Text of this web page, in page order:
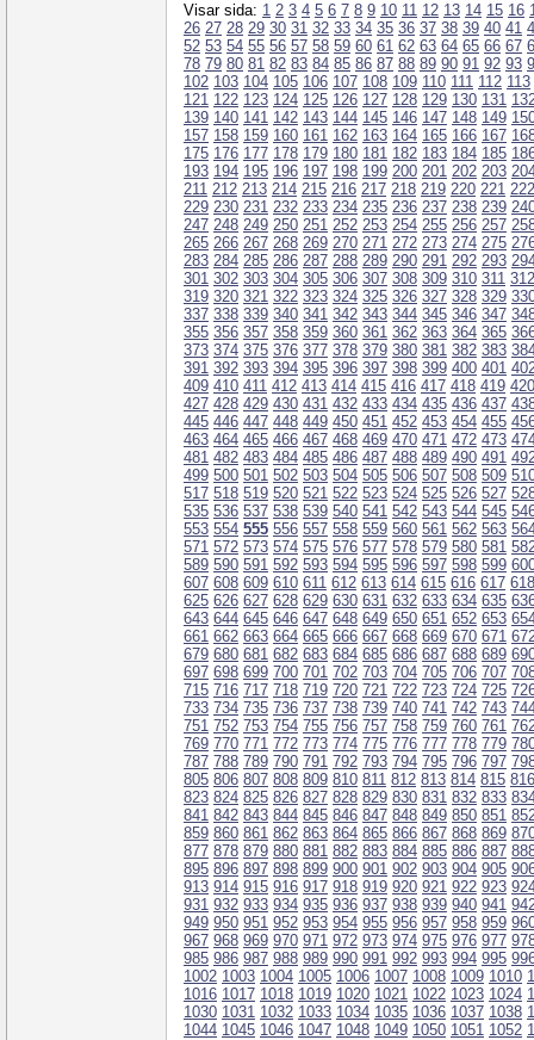
Visar sida: 1 2 3 4 5 6 7 8 9 10 11 12 13 14 15 16
26 27 28 29 30 31 32 33 34 35 36 37 38 39 40 41
52 53 54 55 56 57 58 59 60 61 62 63 64 65 66 67
78 79 80 81 82 83 84 85 86 87 88 89 90 91 92 93
102 103 104 105 106 107 108 109 110 111 112 113
121 122 123 124 125 126 127 128 129 130 131
139 140 141 142 143 144 145 146 147 148 149
157 158 159 160 161 162 163 164 165 166 167
175 176 177 178 179 180 181 182 183 184 185
193 194 195 196 197 198 199 200 201 202 203
211 212 213 214 215 216 217 218 219 220 221 222
229 230 231 232 233 234 235 236 237 238 239
247 248 249 250 251 252 253 254 255 256 257
265 266 267 268 269 270 271 272 273 274 275
283 284 285 286 287 288 289 290 291 292 293
301 302 303 304 305 306 307 308 309 310 311 312
319 320 321 322 323 324 325 326 327 328 329
337 338 339 340 341 342 343 344 345 346 347
355 356 357 358 359 360 361 362 363 364 365
373 374 375 376 377 378 379 380 381 382 383
391 392 393 394 395 396 397 398 399 400 401
409 410 411 412 413 414 415 416 417 418 419 420
427 428 429 430 431 432 433 434 435 436 437
445 446 447 448 449 450 451 452 453 454 455
463 464 465 466 467 468 469 470 471 472 473
481 482 483 484 485 486 487 488 489 490 491
499 500 501 502 503 504 505 506 507 508 509
517 518 519 520 521 522 523 524 525 526 527
535 536 537 538 539 540 541 542 543 544 545
553 554 555 556 557 558 559 560 561 562 563
571 572 573 574 575 576 577 578 579 580 581
589 590 591 592 593 594 595 596 597 598 599
607 608 609 610 611 612 613 614 615 616 617 618
625 626 627 628 629 630 631 632 633 634 635
643 644 645 646 647 648 649 650 651 652 653
661 662 663 664 665 666 667 668 669 670 671
679 680 681 682 683 684 685 686 687 688 689
697 698 699 700 701 702 703 704 705 706 707
715 716 717 718 719 720 721 722 723 724 725
733 734 735 736 737 738 739 740 741 742 743
751 752 753 754 755 756 757 758 759 760 761
769 770 771 772 773 774 775 776 777 778 779
787 788 789 790 791 792 793 794 795 796 797
805 806 807 808 809 810 811 812 813 814 815 816
823 824 825 826 827 828 829 830 831 832 833
841 842 843 844 845 846 847 848 849 850 851
859 860 861 862 863 864 865 866 867 868 869
877 878 879 880 881 882 883 884 885 886 887
895 896 897 898 899 900 901 902 903 904 905
913 914 915 916 917 918 919 920 921 922 923
931 932 933 934 935 936 937 938 939 940 941
949 950 951 952 953 954 955 956 957 958 959
967 968 969 970 971 972 973 974 975 976 977
985 986 987 988 989 990 991 992 993 994 995
1002 1003 1004 1005 1006 1007 1008 1009 1010
1016 1017 1018 1019 1020 1021 1022 1023 1024
1030 1031 1032 1033 1034 1035 1036 1037 1038
1044 1045 1046 1047 1048 1049 1050 1051 1052